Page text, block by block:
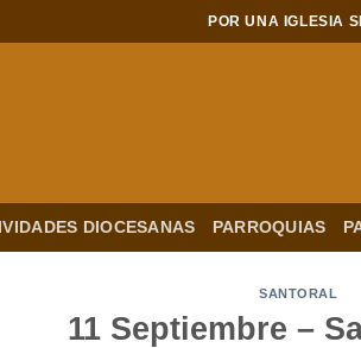
POR UNA IGLESIA
DIOCESANAS PARROQUIAS
SANTORAL
11 Septiembre –